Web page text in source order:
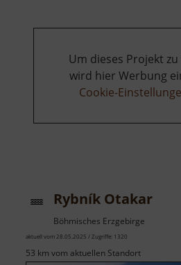
Um dieses Projekt
wird hier Werbung
Cookie-
Rybník Otakar
Böhmisches Erzgebirge
aktuell vom 28.05.2025 / Zugriffe: 1320
53 km vom aktuellen Standort